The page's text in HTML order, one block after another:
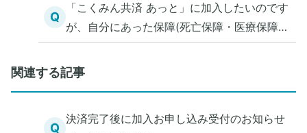
Q
「こくみん共済 あっと」に加入したいのです
が、自分にあった保障(死亡保障・医療保障)
を知る方法を教えてください。
関連する記事
Q
決済完了後に加入お申し込み受付のお知らせ